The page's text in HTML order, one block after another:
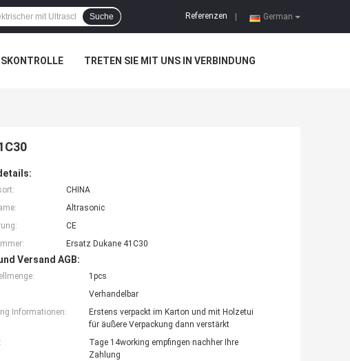
German
Referenzen
Suche
TRETEN SIE MIT UNS IN VERBINDUNG
CHINA
Altrasonic
CE
Ersatz Dukane 41C30
Versand AGB:
1pcs
Verhandelbar
Informationen:
Erstens verpackt im Karton und mit Holzetui
für äußere Verpackung dann verstärkt
Tage 14working empfingen nachher Ihre
Zahlung